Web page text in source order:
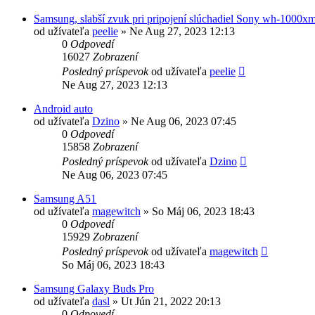
Samsung, slabší zvuk pri pripojení slúchadiel Sony wh-
od užívateľa peelie » Ne Aug 27, 2023 12:13
0 Odpovedí
16027 Zobrazení
Posledný príspevokod užívateľa peelie
Ne Aug 27, 2023 12:13
Android auto
od užívateľa Dzino » Ne Aug 06, 2023 07:45
0 Odpovedí
15858 Zobrazení
Posledný príspevokod užívateľa Dzino
Ne Aug 06, 2023 07:45
Samsung A51
od užívateľa magewitch » So Máj 06, 2023 18:43
0 Odpovedí
15929 Zobrazení
Posledný príspevokod užívateľa magewitch
So Máj 06, 2023 18:43
Samsung Galaxy Buds Pro
od užívateľa dasl » Ut Jún 21, 2022 20:13